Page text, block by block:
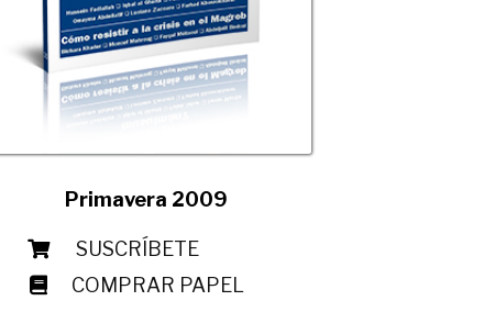
Primavera 2009
SUSCRÍBETE
COMPRAR PAPEL